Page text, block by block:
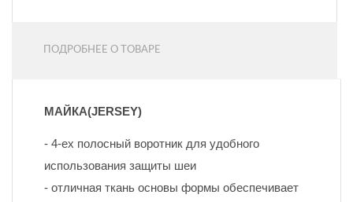
ПОДРОБНЕЕ О ТОВАРЕ
МАЙКА(JERSEY)
- 4-ех полосный воротник для удобного
использования защиты шеи
- отличная ткань основы формы обеспечивает